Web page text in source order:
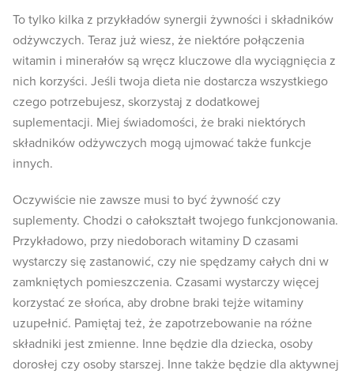
To tylko kilka z przykładów synergii żywności i składników
odżywczych. Teraz już wiesz, że niektóre połączenia
witamin i minerałów są wręcz kluczowe dla wyciągnięcia z
nich korzyści. Jeśli twoja dieta nie dostarcza wszystkiego
czego potrzebujesz, skorzystaj z dodatkowej
suplementacji. Miej świadomości, że braki niektórych
składników odżywczych mogą ujmować także funkcje
innych.
Oczywiście nie zawsze musi to być żywność czy
suplementy. Chodzi o całokształt twojego funkcjonowania.
Przykładowo, przy niedoborach witaminy D czasami
wystarczy się zastanowić, czy nie spędzamy całych dni w
zamkniętych pomieszczenia. Czasami wystarczy więcej
korzystać ze słońca, aby drobne braki tejże witaminy
uzupełnić. Pamiętaj też, że zapotrzebowanie na różne
składniki jest zmienne. Inne będzie dla dziecka, osoby
dorosłej czy osoby starszej. Inne także będzie dla aktywnej